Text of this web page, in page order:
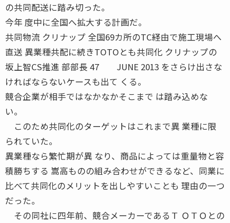
の共同配送に踏み切った。
今年 度中に全国へ拡大する計画だ。
共同物流 クリナップ 全国69カ所のTC経由で施工現場へ
直送 異業種共配に続きTOTOとも共同化 クリナップの
坂上智CS推進 部部長 47 JUNE 2013 をさらけ出さな
ければならないケースも出て くる。
競合企業が相手ではなかなかそこまで は踏み込めな
い。
このため共同化のターゲットはこれまで異 業種に限
られていた。
異業種なら繁忙期が異 なり、商品によっては重量物と容
積勝ちする 嵩高ものの組み合わせができるなど、同業に
比べて共同化のメリットを出しやすいことも 理由の一つ
だった。
その同社に四年前、競合メーカーであるＴ ＯＴＯとの